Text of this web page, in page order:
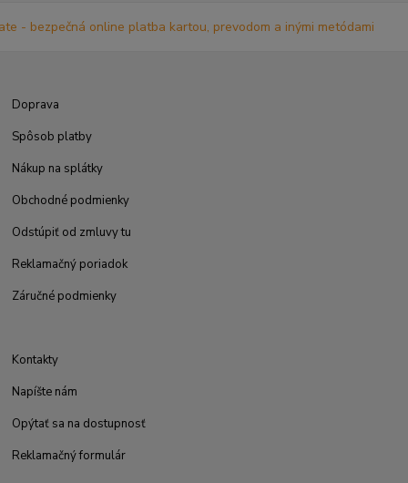
Doprava
Spôsob platby
Nákup na splátky
Obchodné podmienky
Odstúpiť od zmluvy tu
Reklamačný poriadok
Záručné podmienky
Kontakty
Napíšte nám
Opýtať sa na dostupnosť
Reklamačný formulár